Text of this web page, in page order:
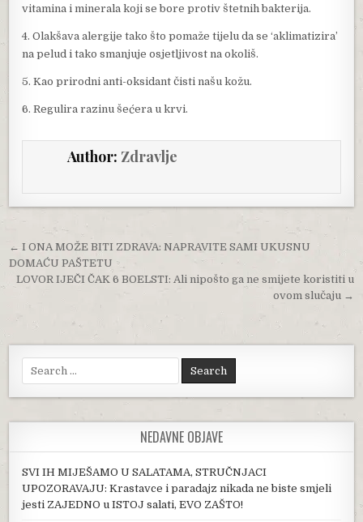
vitamina i minerala koji se bore protiv štetnih bakterija.
4. Olakšava alergije tako što pomaže tijelu da se ‘aklimatizira’
na pelud i tako smanjuje osjetljivost na okoliš.
5. Kao prirodni anti-oksidant čisti našu kožu.
6. Regulira razinu šećera u krvi.
Author: Zdravlje
Post navigation
← I ONA MOŽE BITI ZDRAVA: NAPRAVITE SAMI UKUSNU
DOMAĆU PAŠTETU
LOVOR IJEČI ČAK 6 BOELSTI: Ali nipošto ga ne smijete koristiti u
ovom slučaju →
Search for:
NEDAVNE OBJAVE
SVI IH MIJEŠAMO U SALATAMA, STRUČNJACI
UPOZORAVAJU: Krastavce i paradajz nikada ne biste smjeli
jesti ZAJEDNO u ISTOJ salati, EVO ZAŠTO!